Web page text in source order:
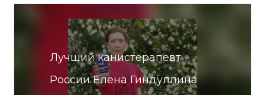
Лучший канистерапевт
России Елена Гиндуллина